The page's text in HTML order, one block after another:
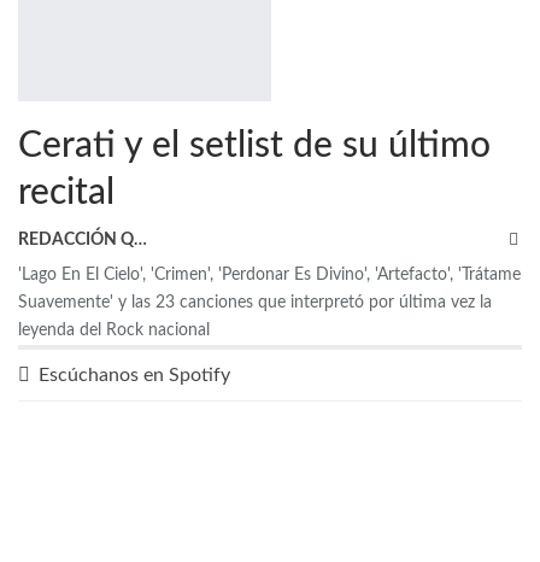
Cerati y el setlist de su último
recital
REDACCIÓN QRP
'Lago En El Cielo', 'Crimen', 'Perdonar Es Divino', 'Artefacto', 'Trátame
Suavemente' y las 23 canciones que interpretó por última vez la
leyenda del Rock nacional
Escúchanos en Spotify